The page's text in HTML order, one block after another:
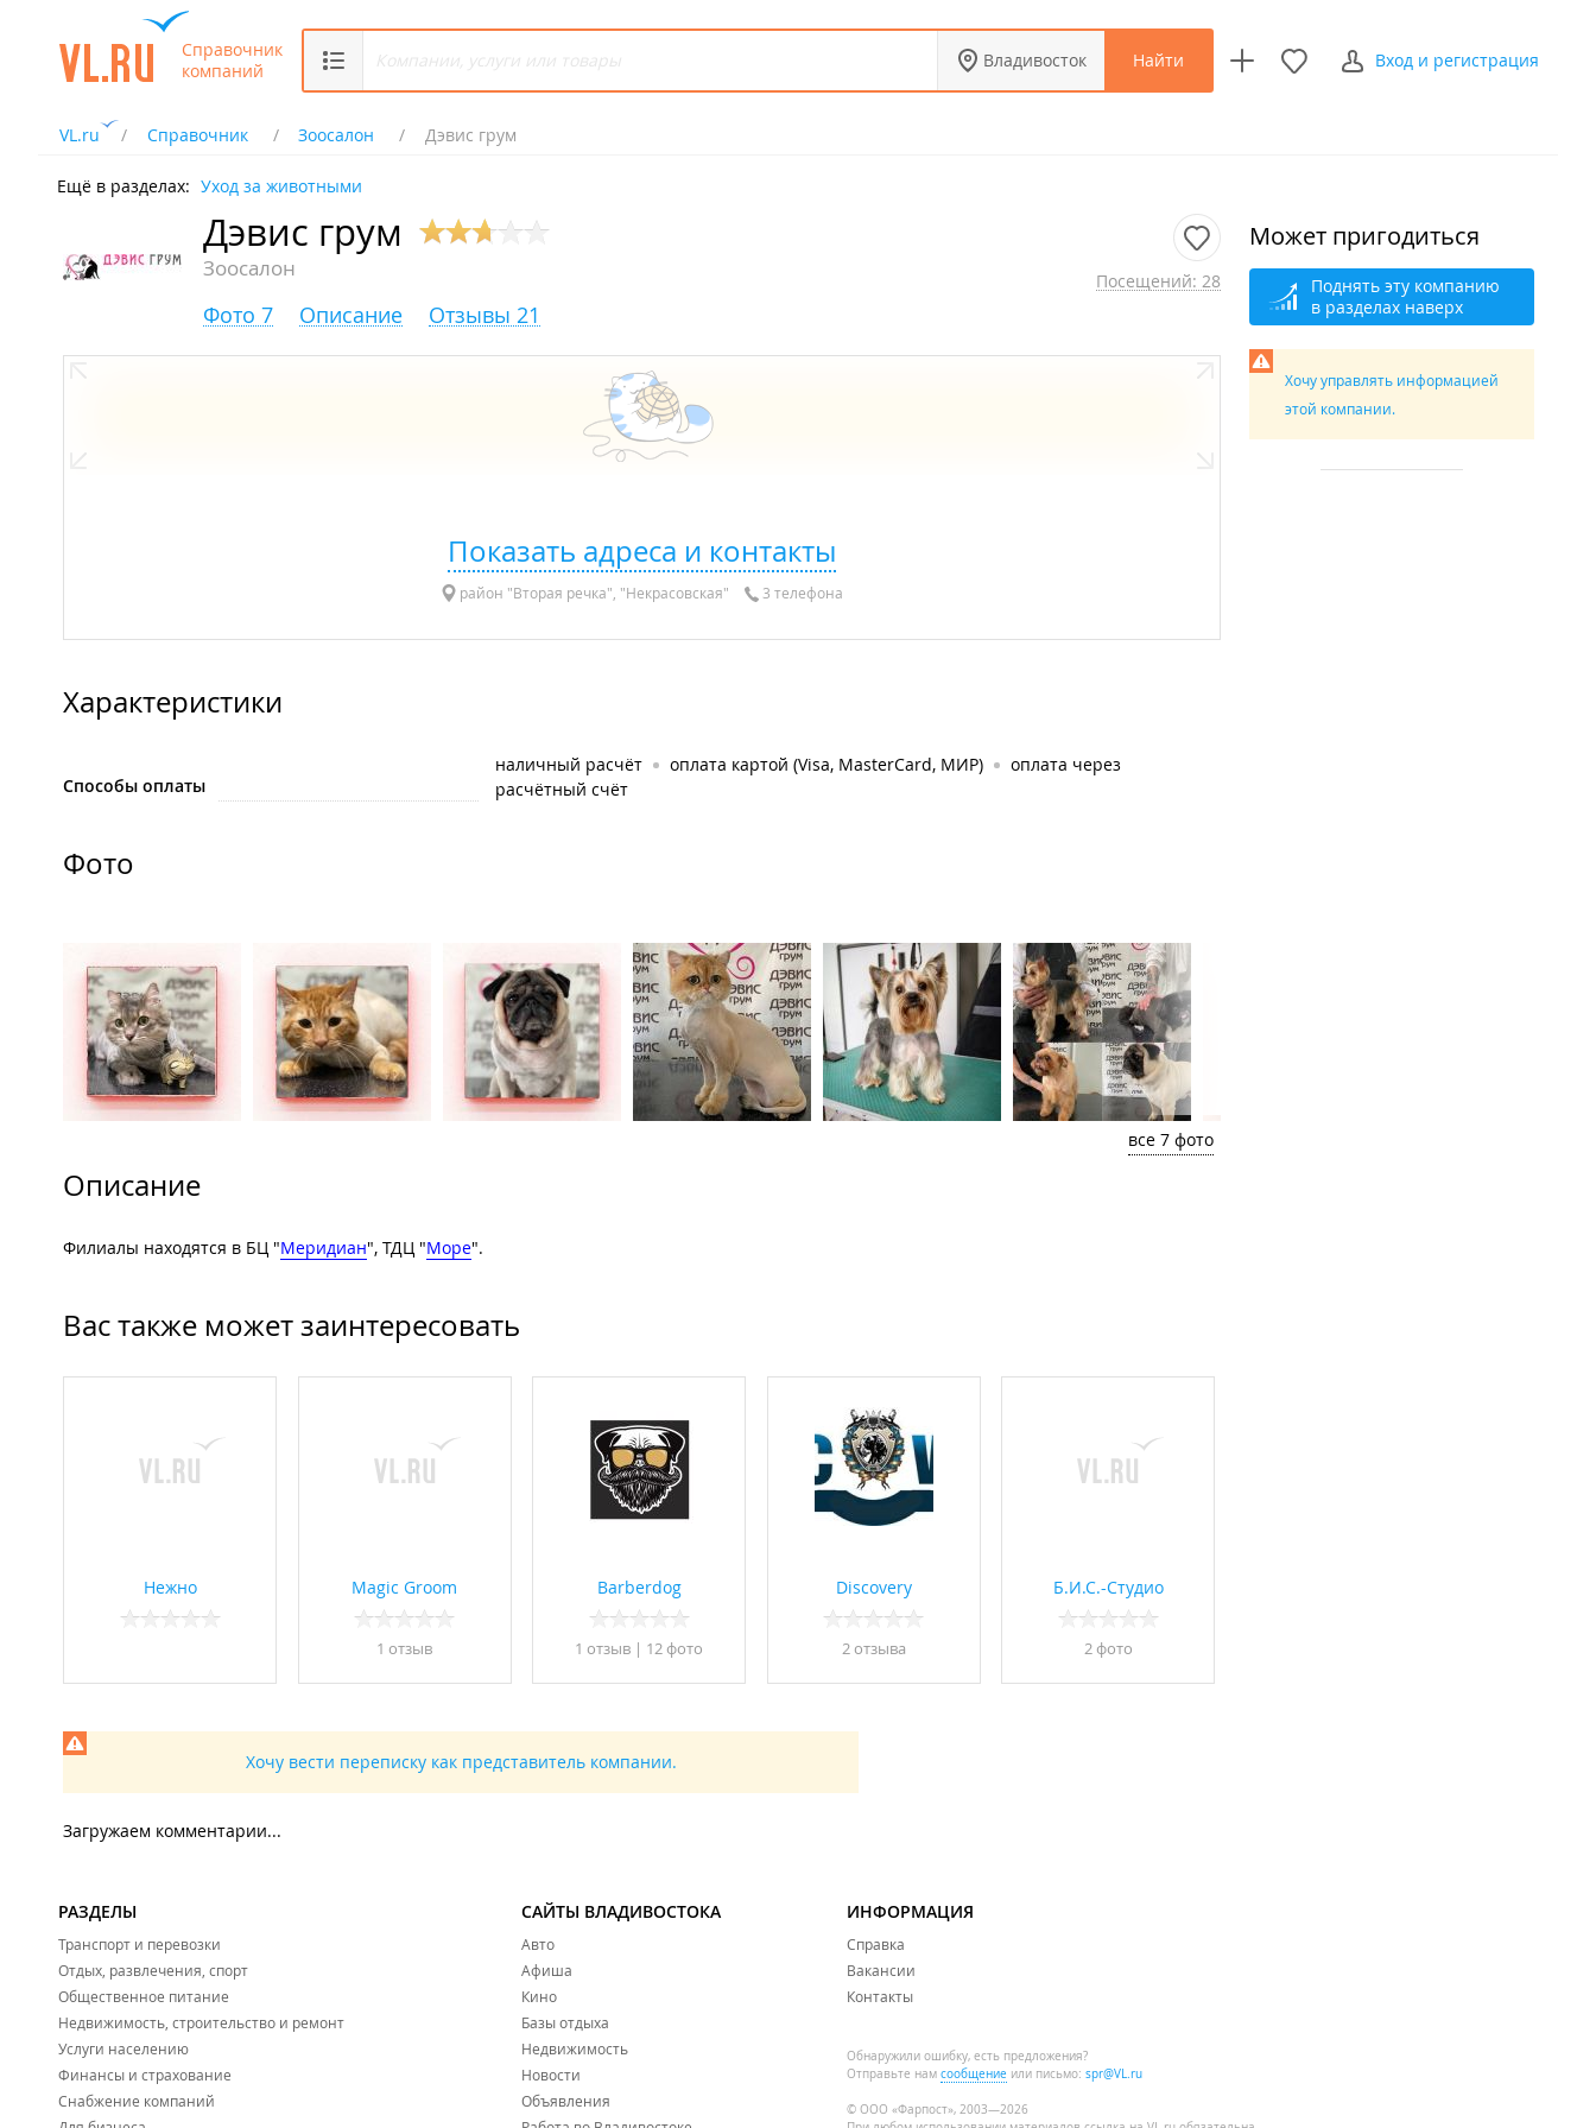
Справочник
компаний
Владивосток Найти Вход и регистрация
VL.ru Справочник Зоосалон Дэвис грум
Ещё в разделах: Уход за животными
Дэвис грум
Зоосалон Посещений: 28
Фото 7 Описание Отзывы 21
Показать адреса и контакты
район "Вторая речка", "Некрасовская" 3 телефона
Характеристики
Способы оплаты
наличный расчёт оплата картой (Visa, MasterCard, МИР)
оплата через
расчётный счёт
Фото
все 7 фото
Описание
Филиалы находятся в БЦ "Меридиан", ТДЦ "Море".
Вас также может заинтересовать
Нежно Magic Groom
1 отзыв
Barberdog
1 отзыв | 12 фото
Discovery
2 отзывa
Б.И.С.-Студио
2 фото
Хочу вести переписку как представитель компании.
Загружаем комментарии...
Может пригодиться
Поднять эту компанию
в разделах наверх
Хочу управлять информацией
этой компании.
РАЗДЕЛЫ
Транспорт и перевозки
Отдых, развлечения, спорт
Общественное питание
Недвижимость, строительство и ремонт
Услуги населению
Финансы и страхование
Снабжение компаний
САЙТЫ ВЛАДИВОСТОКА
Авто
Афиша
Кино
Базы отдыха
Недвижимость
Новости
Объявления
ИНФОРМАЦИЯ
Справка
Вакансии
Контакты
Обнаружили ошибку, есть предложения?
Отправьте нам сообщение или письмо: spr@VL.ru
© ООО «Фарпост», 2003—2026